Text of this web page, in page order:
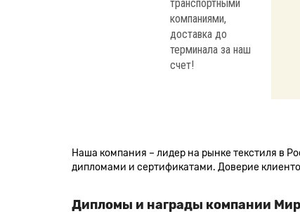
транспортными
компаниями,
доставка до
терминала за наш
счет!
Наша компания – лидер на рынке текстиля в
дипломами и сертификатами. Доверие
Дипломы и награды компании